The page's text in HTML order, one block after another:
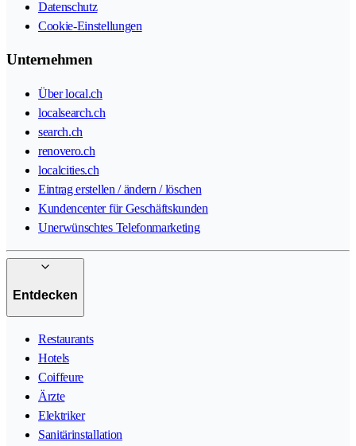
Datenschutz
Cookie-Einstellungen
Unternehmen
Über local.ch
localsearch.ch
search.ch
renovero.ch
localcities.ch
Eintrag erstellen / ändern / löschen
Kundencenter für Geschäftskunden
Unerwünschtes Telefonmarketing
Entdecken
Restaurants
Hotels
Coiffeure
Ärzte
Elektriker
Sanitärinstallation